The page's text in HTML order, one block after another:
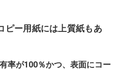
ピー用紙には上質紙もあ
率が100％かつ、表面にコー